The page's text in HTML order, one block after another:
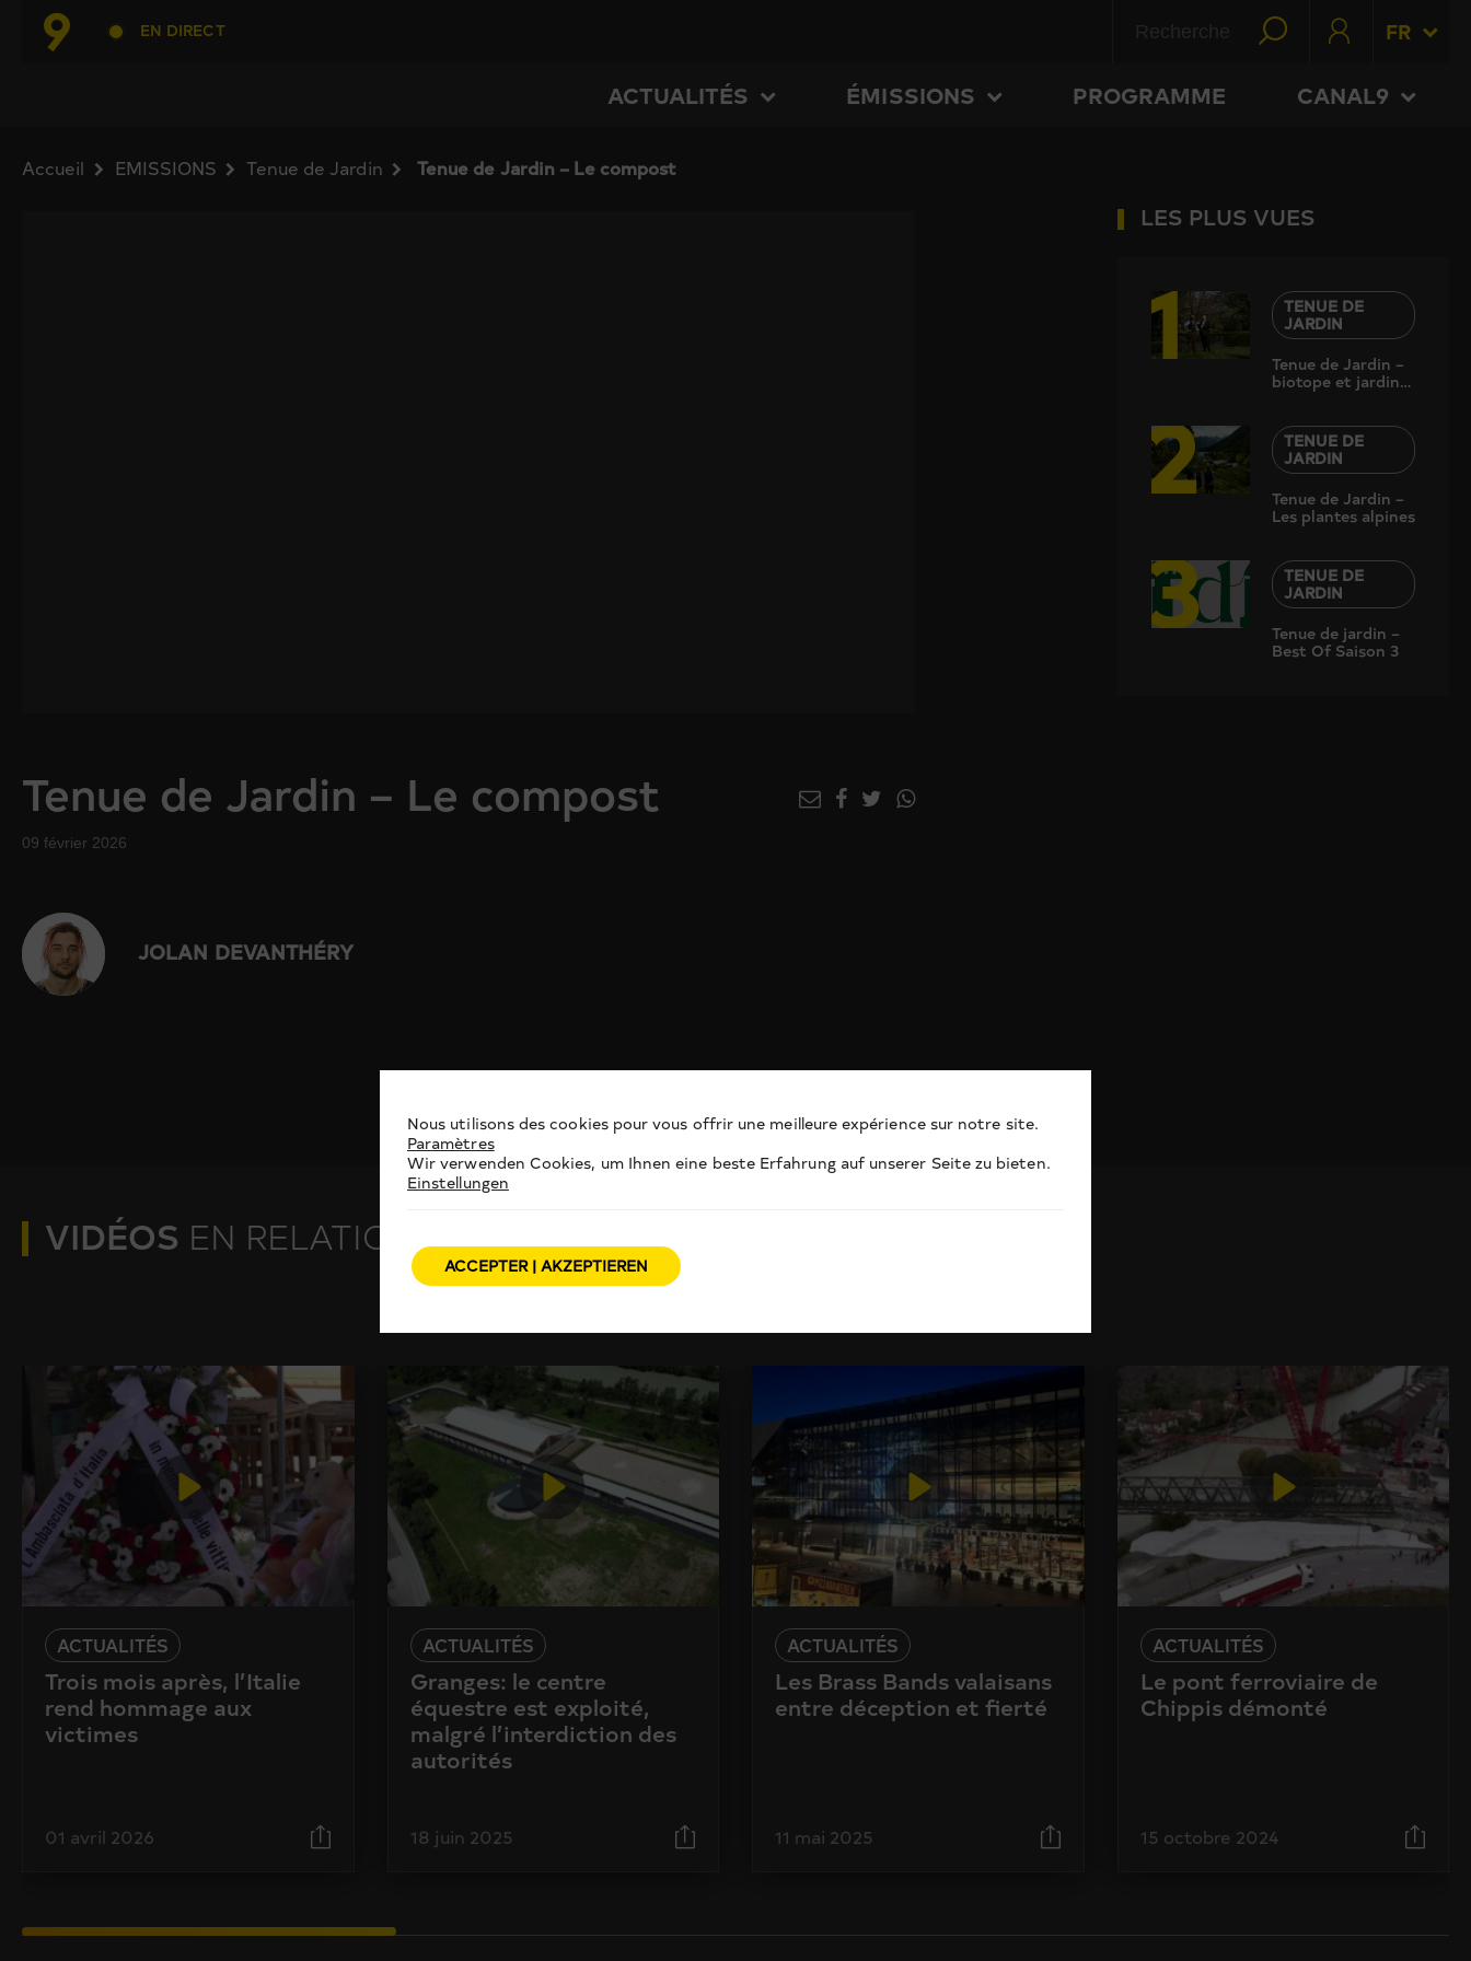
EN DIRECT FR
ACTUALITÉS ÉMISSIONS PROGRAMME CANAL9
Accueil EMISSIONS Tenue de Jardin Tenue de Jardin – Le compost
Tenue de Jardin – Le compost
09 février 2026
JOLAN DEVANTHÉRY
LES PLUS VUES
1
TENUE DE
JARDIN
Tenue de Jardin –
biotope et jardin
2
TENUE DE
JARDIN
Tenue de Jardin –
Les plantes alpines
3
TENUE DE
JARDIN
Tenue de jardin –
Best Of Saison 3
VIDÉOS EN RELATION
ACTUALITÉS
Trois mois après, l’Italie
rend hommage aux
victimes
01 avril 2026
ACTUALITÉS
Granges: le centre
équestre est exploité,
malgré l’interdiction des
autorités
18 juin 2025
ACTUALITÉS
Les Brass Bands valaisans
entre déception et fierté
11 mai 2025
ACTUALITÉS
Le pont ferroviaire de
Chippis démonté
15 octobre 2024
Nous utilisons des cookies pour vous offrir une meilleure expérience sur notre site.
Paramètres
Wir verwenden Cookies, um Ihnen eine beste Erfahrung auf unserer Seite zu bieten.
Einstellungen
ACCEPTER | AKZEPTIEREN